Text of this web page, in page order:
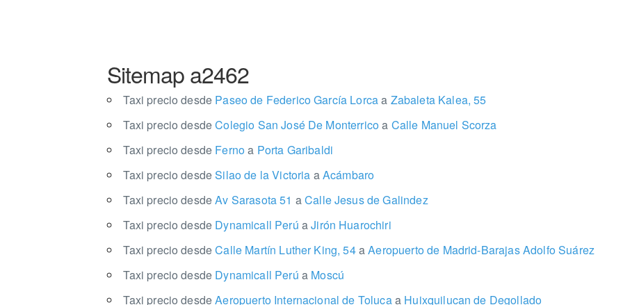
Sitemap a2462
Taxi precio desde Paseo de Federico García Lorcaa Zabaleta Kalea, 55
Taxi precio desdeColegio San José De Monterricoa Calle Manuel Scorza
Taxi precio desde Fernoa Porta Garibaldi
Taxi precio desdeSilao de la Victoria aAcámbaro
Taxi precio desdeAv Sarasota 51 aCalle Jesus de Galindez
Taxi precio desde Dynamicall Perú aJirón Huarochiri
Taxi precio desdeCalle Martín Luther King, 54aAeropuerto de Madrid-Barajas Adolfo Suárez
Taxi precio desde Dynamicall Perú a Moscú
Taxi precio desdeAeropuerto Internacional de Tolucaa Huixquilucan de Degollado